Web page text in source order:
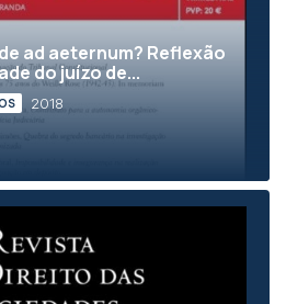
ad aeternum? Reflexão
do juízo de...
2018